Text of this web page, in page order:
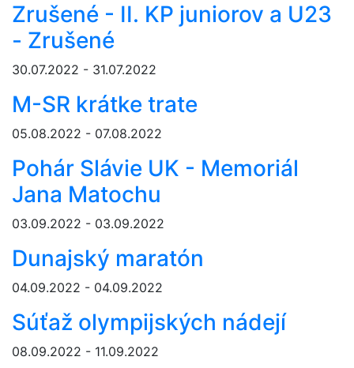
Zrušené - II. KP juniorov a U23
- Zrušené
30.07.2022 - 31.07.2022
M-SR krátke trate
05.08.2022 - 07.08.2022
Pohár Slávie UK - Memoriál
Jana Matochu
03.09.2022 - 03.09.2022
Dunajský maratón
04.09.2022 - 04.09.2022
Súťaž olympijských nádejí
08.09.2022 - 11.09.2022